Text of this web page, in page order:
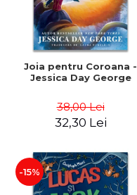
Joia pentru Coroana -
Jessica Day George
38,00 Lei
32,30 Lei
-15%